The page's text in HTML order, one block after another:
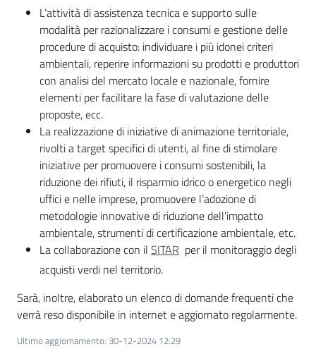
banche
Ambiente
Argomenti
Novità
Servizi
Leggi Atti Bandi
L’attività di assistenza tecnica e supporto sulle
modalità per razionalizzare i consumi e gestione delle
procedure di acquisto: individuare i più idonei criteri
ambientali, reperire informazioni su prodotti e produttori
con analisi del mercato locale e nazionale, fornire
elementi per facilitare la fase di valutazione delle
proposte, ecc.
La realizzazione di iniziative di animazione territoriale,
rivolti a target specifici di utenti, al fine di stimolare
iniziative per promuovere i consumi sostenibili, la
riduzione dei rifiuti, il risparmio idrico o energetico negli
uffici e nelle imprese, promuovere l’adozione di
metodologie innovative di riduzione dell’impatto
ambientale, strumenti di certificazione ambientale, etc.
La collaborazione con il SITAR per il monitoraggio degli
acquisti verdi nel territorio.
Sarà, inoltre, elaborato un elenco di domande frequenti che
verrà reso disponibile in internet e aggiornato regolarmente.
Ultimo aggiornamento: 30-12-2024 12:29